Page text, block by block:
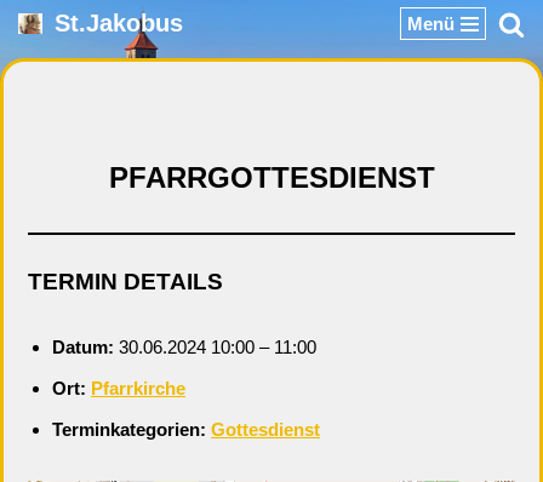
Zum
St.Jakobus Menü
PFARRGOTTESDIENST
TERMIN DETAILS
Datum: 30.06.2024 10:00 – 11:00
Ort: Pfarrkirche
Terminkategorien: Gottesdienst